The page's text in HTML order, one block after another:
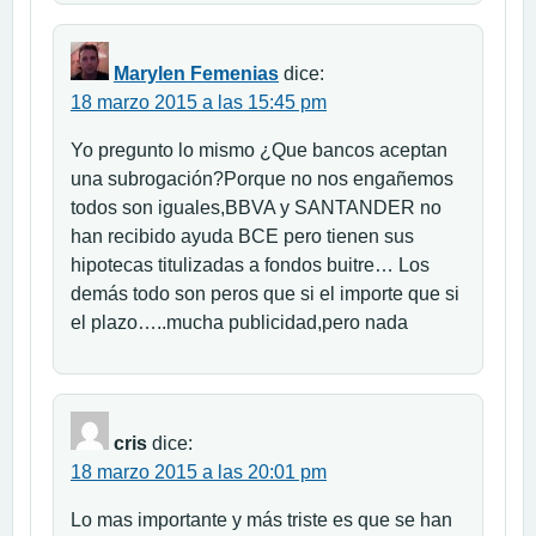
Marylen Femenias dice:
18 marzo 2015 a las 15:45 pm
Yo pregunto lo mismo ¿Que bancos aceptan
una subrogación?Porque no nos engañemos
todos son iguales,BBVA y SANTANDER no
han recibido ayuda BCE pero tienen sus
hipotecas titulizadas a fondos buitre… Los
demás todo son peros que si el importe que si
el plazo…..mucha publicidad,pero nada
cris dice:
18 marzo 2015 a las 20:01 pm
Lo mas importante y más triste es que se han